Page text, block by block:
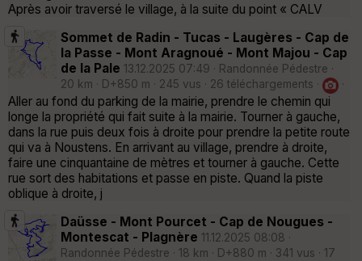
Après avoir traversé le village, à la suite du point « CALV
Sommet de Radin - Tucas - Laugères - Cap de
la Passe - Mont Aragnoué - Mont Majou - Cap
de la Pale 13.12.2025 07:49 · Randonnée Pédestre ·
20 km · D+850 m · 245 vus · 26 téléchargements ·
·
Aller au fond du parking de la mairie, prendre le chemin qui
longe la propriété qui fait suite à la mairie. Tourner à gauche,
dans la rue puis deux fois à droite pour prendre la petite route
qui va à Noustens. En arrivant au village, prendre à droite,
faire une cinquantaine de mètres et tourner à gauche. Cette
rue sort des habitations et passe en piste. Quand la piste
oblique à droite, j
Daüsse - Mont Pourcet - Cap de Nougues -
Montescat - Plagnère 11.12.2025 08:08 ·
Randonnée Pédestre · 18 km · D+880 m · 341 vus · 17